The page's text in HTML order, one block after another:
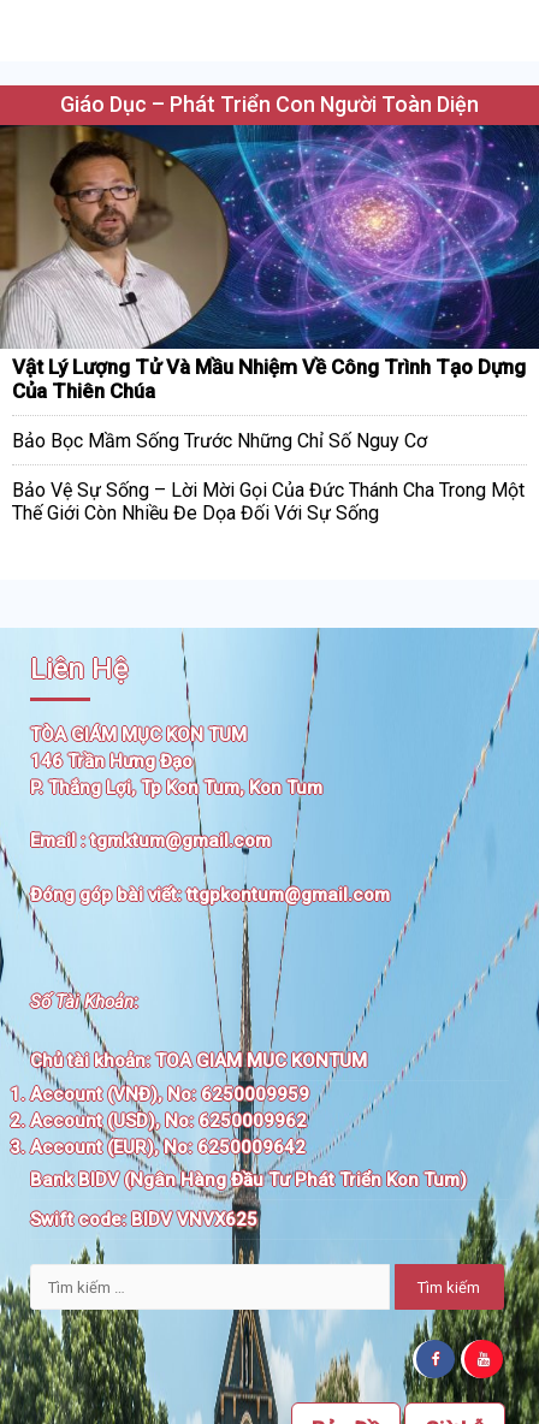
Giáo Dục – Phát Triển Con Người Toàn Diện
Vật Lý Lượng Tử Và Mầu Nhiệm Về Công Trình Tạo Dựng
Của Thiên Chúa
Bảo Bọc Mầm Sống Trước Những Chỉ Số Nguy Cơ
Bảo Vệ Sự Sống – Lời Mời Gọi Của Đức Thánh Cha Trong Một
Thế Giới Còn Nhiều Đe Dọa Đối Với Sự Sống
Liên Hệ
TÒA GIÁM MỤC KON TUM
146 Trần Hưng Đạo
P. Thắng Lợi, Tp Kon Tum, Kon Tum
Email :tgmktum@gmail.com
Đóng góp bài viết:ttgpkontum@gmail.com
Số Tài Khoản:
Chủ tài khoản:TOA GIAM MUC KONTUM
Account (VNĐ), No: 6250009959
Account (USD), No: 6250009962
Account (EUR), No: 6250009642
Bank BIDV (Ngân Hàng Đầu Tư Phát Triển Kon Tum)
Swift code:BIDV VNVX625
Tìm
kiếm
cho: